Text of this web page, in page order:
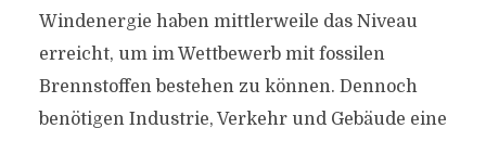
Windenergie haben mittlerweile das Niveau
erreicht, um im Wettbewerb mit fossilen
Brennstoffen bestehen zu können. Dennoch
benötigen Industrie, Verkehr und Gebäude eine